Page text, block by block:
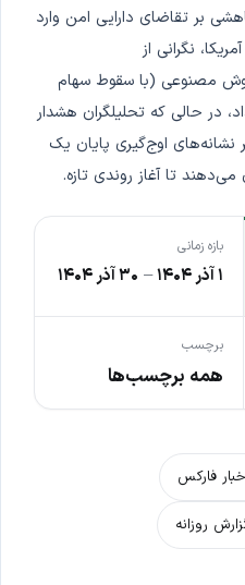
بر تقاضای دارایی امن وارد
نگرانی از
مصنوعی (با سقوط سهام
در حالی که تحلیلگران هشدار
نشانه‌های اوج‌گیری پایان یک
تا آغاز روندی تازه.
بازه زمانی
۱ آذر ۱۴۰۴ – ۳۰ آذر ۱۴۰۴
برچسب
همه برچسب‌ها
فارکس
روزانه